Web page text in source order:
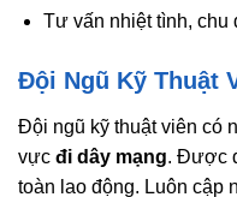
Tư vấn nhiệt tình, chu
Đội Ngũ Kỹ Thuật
Đội ngũ kỹ thuật viên có
vực đi dây mạng. Được
toàn lao động. Luôn cập